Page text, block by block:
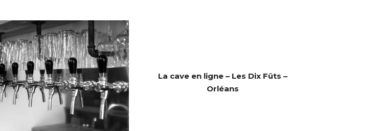
La cave en ligne – Les Dix Fûts –
Orléans